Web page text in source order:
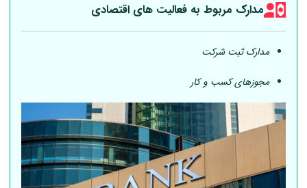
مدارک مربوط به فعالیت های اقتصادی
مدارک ثبت شرکت
مجوزهای کسب و کار